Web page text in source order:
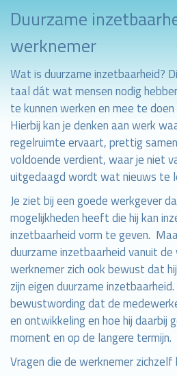
Over mij
Contact
Duurzame
werknemer
Wat is duurzame inzetbaarheid?
taal dát wat mensen nodig
te kunnen werken en mee te
Hierbij kan je denken aan werk
regelruimte ervaart, prettig
voldoende verdient, waar je niet
uitgedaagd wordt wat nieuws te
Je ziet bij een goede werkgever
mogelijkheden heeft die hij kan
inzetbaarheid vorm te geven.
duurzame inzetbaarheid vanuit
werknemer zich ook bewust dat
zijn eigen duurzame
bewustwording dat de
en ontwikkeling en hoe hij daarbij
moment en op de langere termijn.
Vragen die de werknemer zichzelf